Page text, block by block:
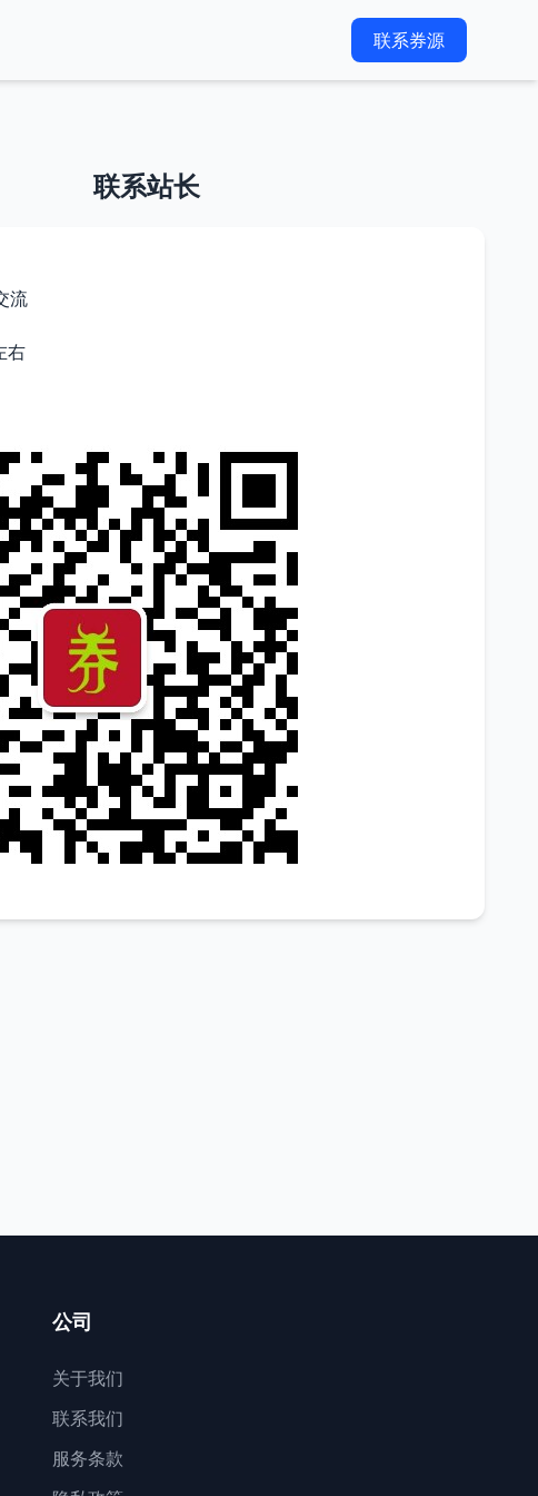
联系券源
联系站长
流
右
公司
关于我们
联系我们
服务条款